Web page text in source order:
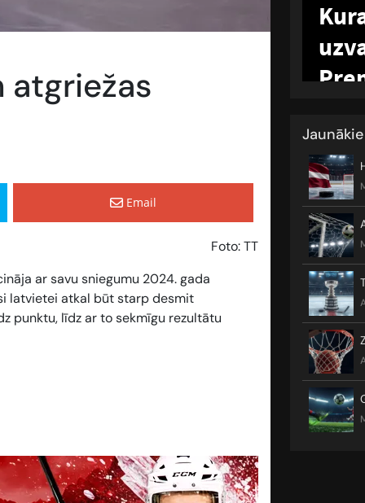
atgriežas
Email
Foto: TT
ar savu sniegumu 2024. gada
latvietei atkal būt starp desmit
punktu, līdz ar to sekmīgu rezultātu
Jaunākie